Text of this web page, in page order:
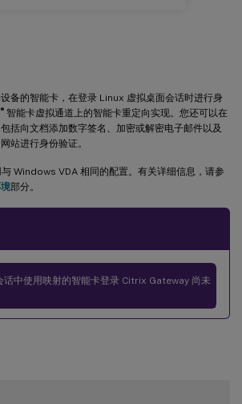
备的智能卡，在登录 Linux 虚拟桌面会话时进行身
®智能卡虚拟通道上的智能卡重定向实现。您还可以在
括向文档添加数字签名、加密或解密电子邮件以及
站进行身份验证。
Windows VDA 相同的配置。有关详细信息，请参
部分。
话中使用映射的智能卡登录 Citrix Gateway 尚未